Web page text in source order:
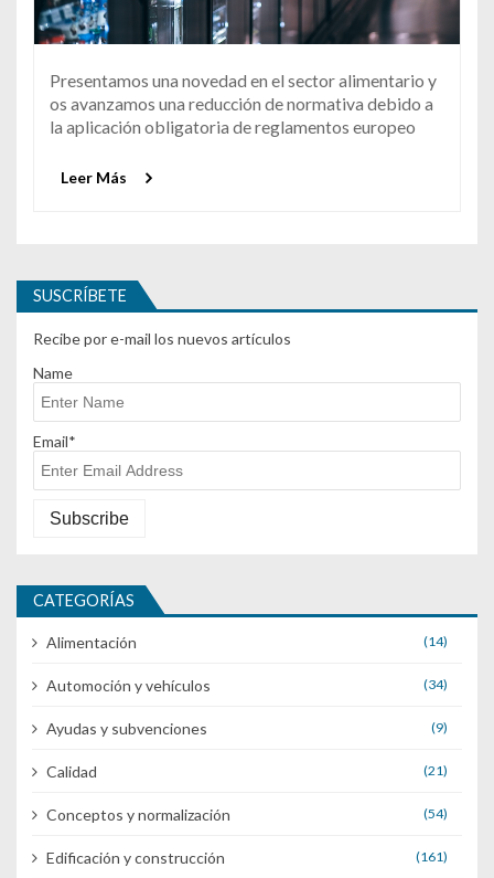
Presentamos una novedad en el sector alimentario y
os avanzamos una reducción de normativa debido a
la aplicación obligatoria de reglamentos europeo
Leer Más
SUSCRÍBETE
Recibe por e-mail los nuevos artículos
Name
Email*
CATEGORÍAS
Alimentación (14)
Automoción y vehículos (34)
Ayudas y subvenciones (9)
Calidad (21)
Conceptos y normalización (54)
Edificación y construcción (161)